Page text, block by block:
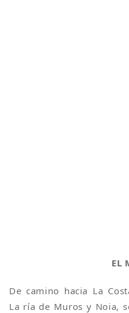
EL
De camino hacia La
La ría de Muros y Noia,